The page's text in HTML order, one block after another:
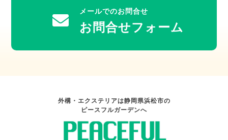
メールでのお問合せ
お問合せフォーム
外構・エクステリアは静岡県浜松市の
ピースフルガーデンへ